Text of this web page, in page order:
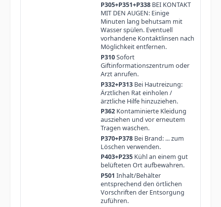
P305+P351+P338BEI KONTAKT
MIT DEN AUGEN: Einige
Minuten lang behutsam mit
Wasser spülen. Eventuell
vorhandene Kontaktlinsen nach
Möglichkeit entfernen.
P310Sofort
Giftinformationszentrum oder
Arzt anrufen.
P332+P313Bei Hautreizung:
Ärztlichen Rat einholen /
ärztliche Hilfe hinzuziehen.
P362Kontaminierte Kleidung
ausziehen und vor erneutem
Tragen waschen.
P370+P378Bei Brand: ... zum
Löschen verwenden.
P403+P235Kühl an einem gut
belüfteten Ort aufbewahren.
P501 Inhalt/Behälter
entsprechend den örtlichen
Vorschriften der Entsorgung
zuführen.